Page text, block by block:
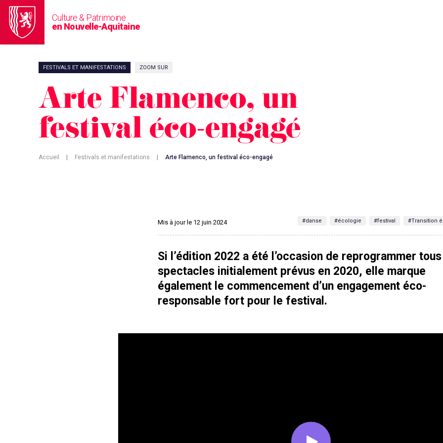
Culture & Patrimoine
en Nouvelle-Aquitaine
FESTIVALS ET MANIFESTATIONS ZOOM SUR
Arte Flamenco, un
festival éco-engagé
Accueil Festivals et manifestations Arte Flamenco, un festival éco-engagé
Mis à jour le 12 juin 2024 #danse #écologie #festival #Transition
Si l’édition 2022 a été l’occasion de reprogrammer
spectacles initialement prévus en 2020, elle marque
également le commencement d’un engagement éco-
responsable fort pour le festival.